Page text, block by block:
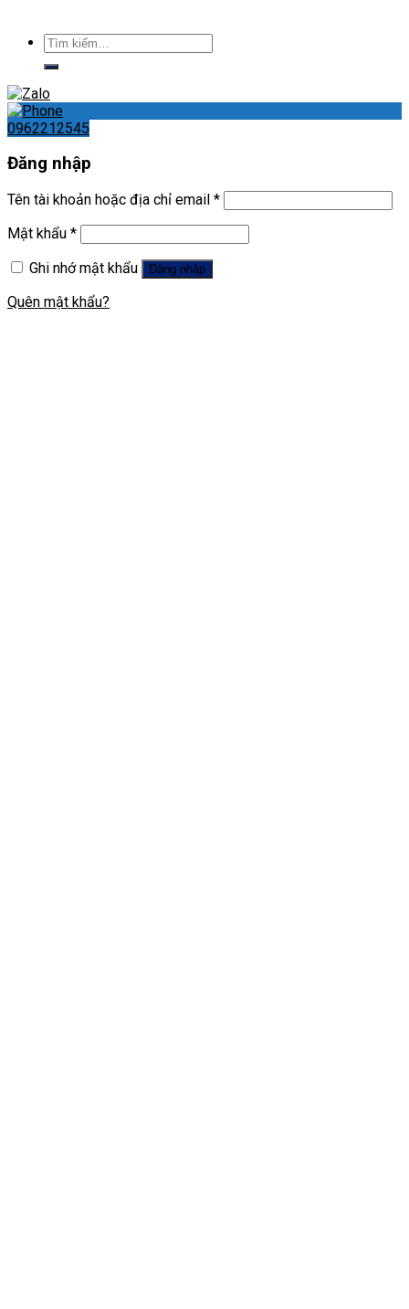
Tìm
kiếm:
0962212545
Đăng nhập
Tên tài khoản hoặc địa chỉ email *
Mật khẩu *
Ghi nhớ mật khẩu
Đăng nhập
Quên mật khẩu?